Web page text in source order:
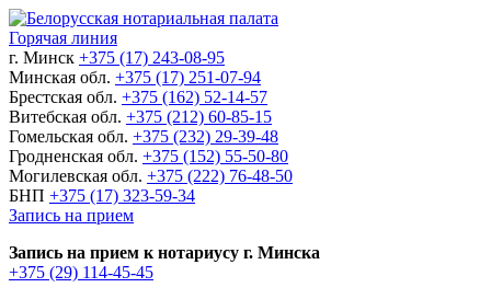
Горячая линия
г. Минск +375 (17) 243-08-95
Минская обл. +375 (17) 251-07-94
Брестская обл. +375 (162) 52-14-57
Витебская обл. +375 (212) 60-85-15
Гомельская обл. +375 (232) 29-39-48
Гродненская обл. +375 (152) 55-50-80
Могилевская обл. +375 (222) 76-48-50
БНП +375 (17) 323-59-34
Запись на прием
Запись на прием к нотариусу г. Минска
+375 (29) 114-45-45